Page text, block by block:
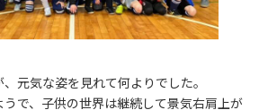
元気な姿を見れて何よりでした。
で、子供の世界は継続して景気右肩上が